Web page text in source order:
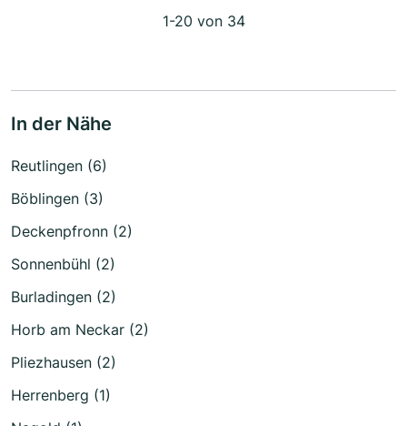
1-20 von 34
In der Nähe
Reutlingen (6)
Böblingen (3)
Deckenpfronn (2)
Sonnenbühl (2)
Burladingen (2)
Horb am Neckar (2)
Pliezhausen (2)
Herrenberg (1)